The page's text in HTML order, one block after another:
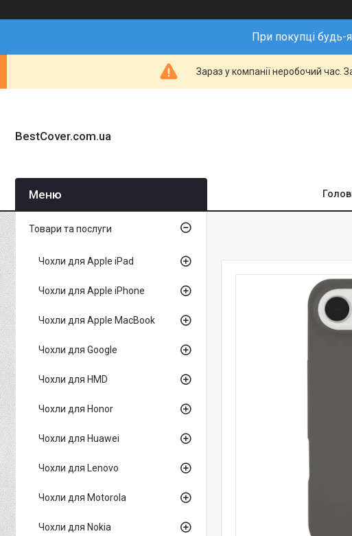
При покупці будь-
Зараз у компанії неробочий час.
BestCover.com.ua
Товари та послуги
Чохли для Apple iPad
Чохли для Apple iPhone
Чохли для Apple MacBook
Чохли для Google
Чохли для HMD
Чохли для Honor
Чохли для Huawei
Чохли для Lenovo
Чохли для Motorola
Чохли для Nokia